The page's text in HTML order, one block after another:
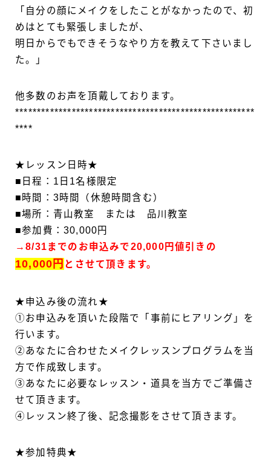
「自分の顔にメイクをしたことがなかったので、初
めはとても緊張しましたが、
明日からでもできそうなやり方を教えて下さいまし
た。」
他多数のお声を頂戴しております。
*******************************************************
****
★レッスン日時★
■日程：1日1名様限定
■時間：3時間（休憩時間含む）
■場所：青山教室 または 品川教室
■参加費：30,000円
→8/31までのお申込みで20,000円値引きの
10,000円 とさせて頂きます。
★申込み後の流れ★
①お申込みを頂いた段階で「事前にヒアリング」を
行います。
②あなたに合わせたメイクレッスンプログラムを当
方で作成致します。
③あなたに必要なレッスン・道具を当方でご準備さ
せて頂きます。
④レッスン終了後、記念撮影をさせて頂きます。
★参加特典★